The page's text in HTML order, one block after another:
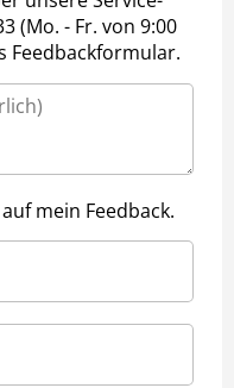
(Mo. - Fr. von 9:00
Feedbackformular.
mein Feedback.